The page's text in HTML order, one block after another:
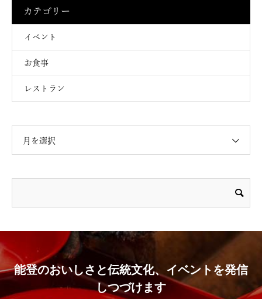
カテゴリー
イベント
お食事
レストラン
月を選択
能登のおいしさと伝統文化、イベントを発信
しつづけます